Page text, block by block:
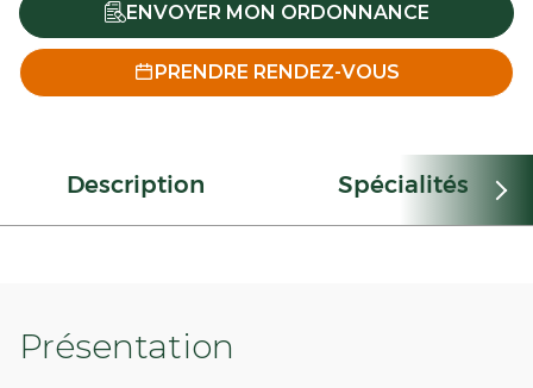
ENVOYER MON ORDONNANCE
PRENDRE RENDEZ-VOUS
Description Spécialités
Présentation